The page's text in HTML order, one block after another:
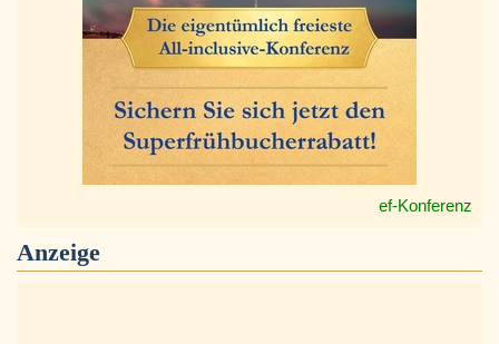
ef-Konferenz
Anzeige